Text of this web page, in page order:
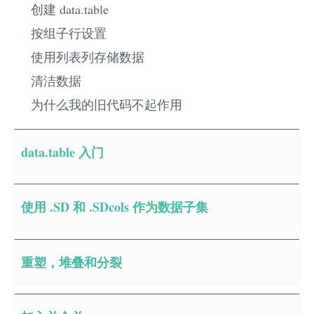
创建 data.table
按组子行设置
使用列表列存储数据
清洁数据
为什么我的旧代码不起作用
data.table 入门
使用 .SD 和 .SDcols 作为数据子集
重塑，堆叠和分裂